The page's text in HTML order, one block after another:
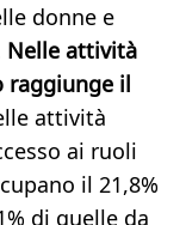
donne e
Nelle attività
raggiunge il
attività
ai ruoli
il 21,8%
di quelle da